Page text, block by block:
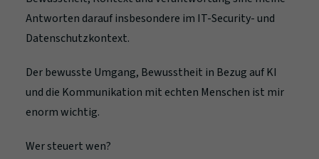
Antworten darauf insbesondere im IT-Security- und
Datenschutzkontext.
Der bewusste Umgang, Bewusstheit in Bezug auf KI
und die Kommunikation mit echten Menschen ist mir
enorm wichtig.
Wer steuert wen?